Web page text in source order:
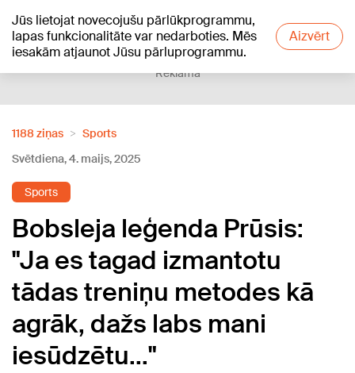
Jūs lietojat novecojušu pārlūkprogrammu,
lapas funkcionalitāte var nedarboties. Mēs
iesakām atjaunot Jūsu pārluprogrammu.
Aizvērt
+16°C
Reklāma
1188 ziņas
Sports
Svētdiena, 4. maijs, 2025
Sports
Bobsleja leģenda Prūsis:
"Ja es tagad izmantotu
tādas treniņu metodes kā
agrāk, dažs labs mani
iesūdzētu..."